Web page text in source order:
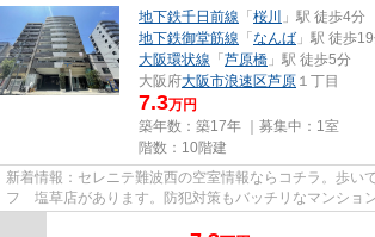
地下鉄千日前線 「 桜川
」駅 徒歩4分
地下鉄御堂筋線 「 なんば 」駅 徒歩
大阪環状線 「 芦原橋 」駅 徒歩5分
大阪府大阪市浪速区芦原 １丁目
7.3万円
築年数：築17年 ｜募集中： 1室
階数：10階建
新着情報：セレニテ難波西の空室情報ならコチラ。歩い
フ 塩草店があります。防犯対策もバッチリなマンショ